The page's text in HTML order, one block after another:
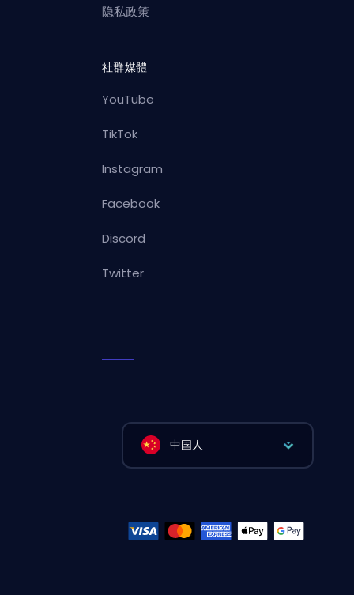
隐私政策
社群媒體
YouTube
TikTok
Instagram
Facebook
Discord
Twitter
中国人